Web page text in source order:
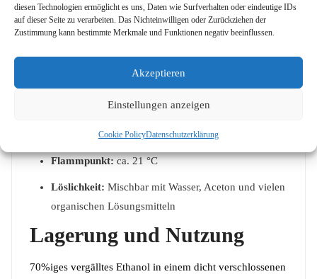
diesen Technologien ermöglicht es uns, Daten wie Surfverhalten oder eindeutige IDs
auf dieser Seite zu verarbeiten. Das Nichteinwilligen oder Zurückziehen der
Zustimmung kann bestimmte Merkmale und Funktionen negativ beeinflussen.
Akzeptieren
Einstellungen anzeigen
Cookie PolicyDatenschutzerklärung
Trocknen:Lassen Sie die Oberfläche an der Luft
trocknen oder wischen Sie sie mit einem sauberen
Chemische Eigenschaften
ca. 0,87 g/cm³ bei 20 °C
Siedepunkt:ca. 78 °C
Flammpunkt:ca. 21 °C
Löslichkeit: Mischbar mit Wasser, Aceton und vielen
organischen Lösungsmitteln
Lagerung und Nutzung
70%iges vergälltes Ethanol in einem dicht verschlossenen